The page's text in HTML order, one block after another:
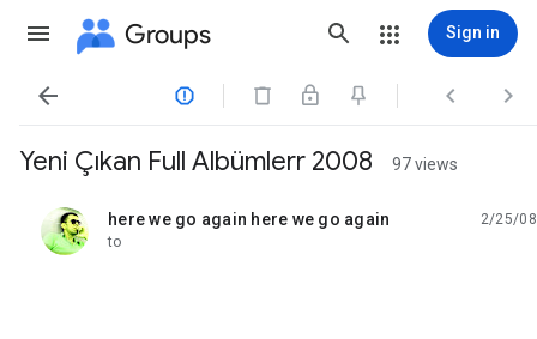
Groups Sign in
   
Yeni Çıkan Full Albümlerr 2008 97 views
here we go again here we go again
unread,
2/25/08
to